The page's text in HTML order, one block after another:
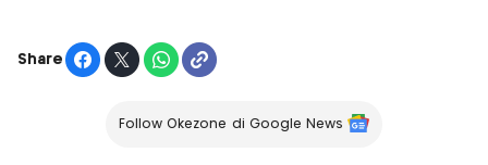
Share
Follow Okezone di Google News